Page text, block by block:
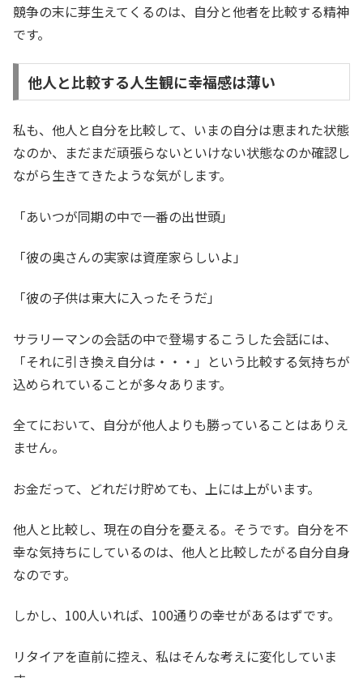
競争の末に芽生えてくるのは、自分と他者を比較する精神
です。
他人と比較する人生観に幸福感は薄い
私も、他人と自分を比較して、いまの自分は恵まれた状態
なのか、まだまだ頑張らないといけない状態なのか確認し
ながら生きてきたような気がします。
「あいつが同期の中で一番の出世頭」
「彼の奥さんの実家は資産家らしいよ」
「彼の子供は東大に入ったそうだ」
サラリーマンの会話の中で登場するこうした会話には、
「それに引き換え自分は・・・」という比較する気持ちが
込められていることが多々あります。
全てにおいて、自分が他人よりも勝っていることはありえ
ません。
お金だって、どれだけ貯めても、上には上がいます。
他人と比較し、現在の自分を憂える。そうです。自分を不
幸な気持ちにしているのは、他人と比較したがる自分自身
なのです。
しかし、100人いれば、100通りの幸せがあるはずです。
リタイアを直前に控え、私はそんな考えに変化していま